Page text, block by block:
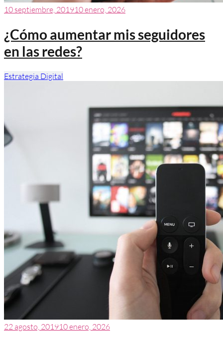
10 septiembre, 201910 enero, 2026
¿Cómo aumentar mis seguidores
en las redes?
Estrategia Digital
22 agosto, 201910 enero, 2026